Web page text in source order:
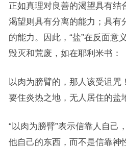
正如真理对良善的渴望具有结
渴望则具有分离的能力；具有
的能力。因此，“盐”在反面意
毁灭和荒废，如在耶利米书：
以肉为膀臂的，那人该受诅咒
要住炎热之地，无人居住的盐
“以肉为膀臂”表示信靠人自己
他自己的东西，而不是信靠神